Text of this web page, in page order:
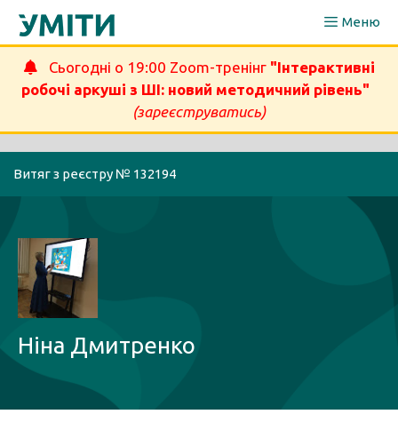
Перейти
Меню
Сьогодні о 19:00 Zoom-тренінг "Інтерактивні
робочі аркуші з ШІ: новий методичний рівень"
(зареєструватись)
Витяг з реєстру № 132194
Ніна Дмитренко